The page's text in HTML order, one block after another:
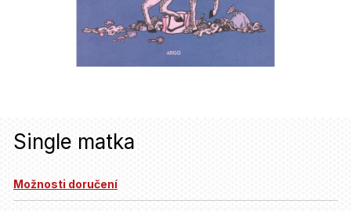
Single matka
Možnosti doručení
n
j